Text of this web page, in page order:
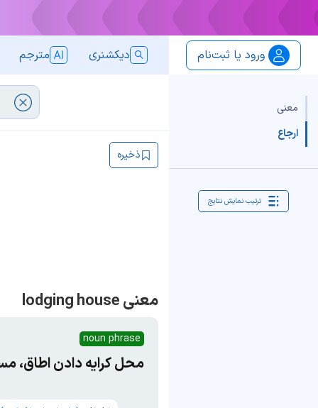
ورود یا ثبت‌نام دیکشنری مترجم
معنی
ارجاع
ترتیب نمایش نتایج
ذخیره
معنی lodging house
noun phrase
محل کرایه دادن اطاق،